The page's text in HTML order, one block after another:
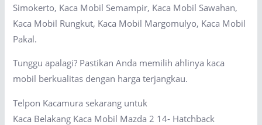
Simokerto, Kaca Mobil Semampir, Kaca Mobil Sawahan,
Kaca Mobil Rungkut, Kaca Mobil Margomulyo, Kaca Mobil
Pakal.
Tunggu apalagi? Pastikan Anda memilih ahlinya kaca
mobil berkualitas dengan harga terjangkau.
Telpon Kacamura sekarang untuk
Kaca Belakang Kaca Mobil Mazda 2 14- Hatchback